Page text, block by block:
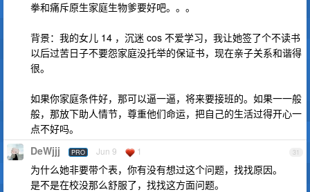
拳和痛斥原生家庭生物爹要好吧。。。
背景：我的女儿 14 ，沉迷 cos 不爱学习，我让她签了个不读书
以后过苦日子不要怨家庭没托举的保证书，现在亲子关系和谐得
很。
如果你家庭条件好，那可以逼一逼，将来要接班的。如果一一般
般，那放下助人情节，尊重他们命运，把自己的生活过得开心一
点不好吗。
31
DeWjjj PRO Jun 9 1
为什么她非要带个表，你有没有想过这个问题，找找原因。
是不是在校没那么舒服了，找找这方面问题。